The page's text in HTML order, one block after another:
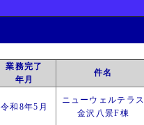
業務完了
年月
件名
令和8年5月
ニューウェルテラ
金沢八景F棟